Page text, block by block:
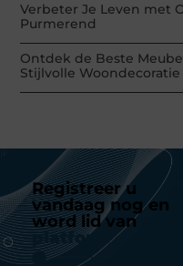
Verbeter Je Leven met
Purmerend
Ontdek de Beste
Stijlvolle Woondecoratie
Registreer u
vandaag nog en
word lid van
platform